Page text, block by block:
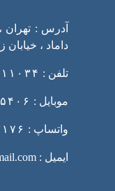
آدرس : تهران ،
داماد ، خیابان زیبا ،
تلفن :
موبایل :
واتساپ :
ایمیل : soltani.trd.soltani@gmail.com